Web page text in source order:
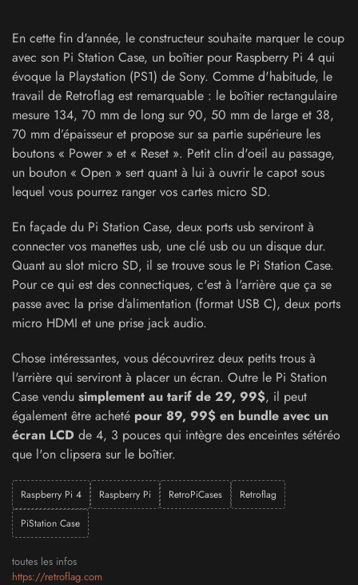
En cette fin d'année, le constructeur souhaite marquer le coup
avec son Pi Station Case, un boîtier pour Raspberry Pi 4 qui
évoque la Playstation (PS1) de Sony. Comme d'habitude, le
travail de Retroflag est remarquable : le boîtier rectangulaire
mesure 134, 70 mm de long sur 90, 50 mm de large et 38,
70 mm d’épaisseur et propose sur sa partie supérieure les
boutons « Power » et « Reset ». Petit clin d'oeil au passage,
un bouton « Open » sert quant à lui à ouvrir le capot sous
lequel vous pourrez ranger vos cartes micro SD.
En façade du Pi Station Case, deux ports usb serviront à
connecter vos manettes usb, une clé usb ou un disque dur.
Quant au slot micro SD, il se trouve sous le Pi Station Case.
Pour ce qui est des connectiques, c'est à l'arrière que ça se
passe avec la prise d’alimentation (format USB C), deux ports
micro HDMI et une prise jack audio.
Chose intéressantes, vous découvrirez deux petits trous à
l'arrière qui serviront à placer un écran. Outre le Pi Station
Case vendu simplement au tarif de 29, 99$, il peut
également être acheté pour 89, 99$ en bundle avec un
écran LCD de 4, 3 pouces qui intègre des enceintes sétéréo
que l'on clipsera sur le boîtier.
Raspberry Pi 4 Raspberry Pi RetroPiCases
Retroflag
PiStation Case
toutes les infos
https://retroflag.com